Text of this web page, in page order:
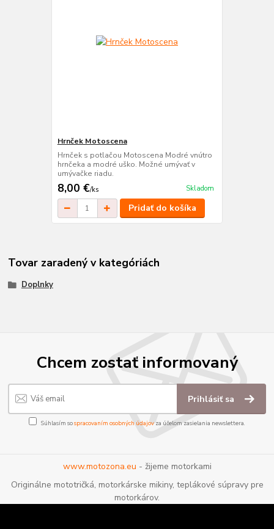
Hrnček Motoscena
Hrnček s potlačou Motoscena Modré vnútro
hrnčeka a modré uško. Možné umývať v
umývačke riadu.
8,00 €/ks Skladom
Pridať do košíka
Tovar zaradený v kategóriách
Doplnky
Chcem zostať informovaný
Prihlásiť sa
Súhlasím sospracovaním osobných údajov za účelom zasielania newslettera.
www.motozona.eu - žijeme motorkami
Originálne mototričká, motorkárske mikiny, teplákové súpravy pre
motorkárov.